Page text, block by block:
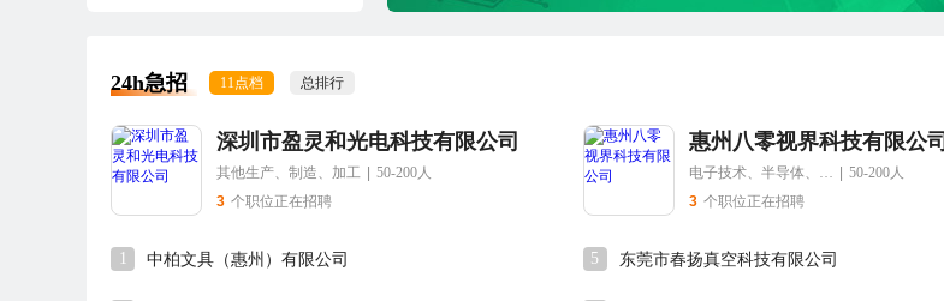
24h急招 11点档 总排行
深圳市盈灵和光电科技有限公司
其他生产、制造、加工
50-200人
3 个职位正在招聘
惠州八零视界科技有限公司
电子技术、半导体、集成电路
50-200人
3 个职位正在招聘
1 中柏文具（惠州）有限公司 5 东莞市春扬真空科技有限公司